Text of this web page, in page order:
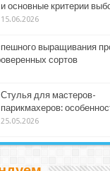
и основные критерии
15.06.2026
выращивания
сортов
Стулья для мастеров-
парикмахеров:
25.05.2026